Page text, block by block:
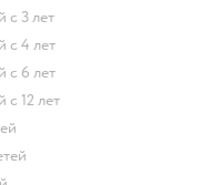
с 3 лет
с 4 лет
с 6 лет
с 12 лет